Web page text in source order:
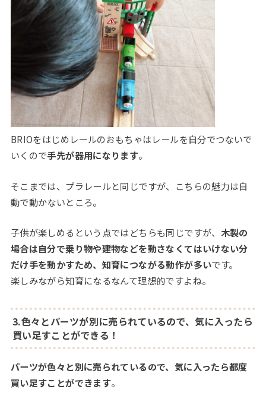
BRIOをはじめレールのおもちゃはレールを自分でつないで
いくので手先が器用になります。
そこまでは、プラレールと同じですが、こちらの魅力は自
動で動かないところ。
子供が楽しめるという点ではどちらも同じですが、 木製の
場合は自分で乗り物や建物などを動さなくてはいけない分
だけ手を動かすため、 知育につながる動作が多いです。
楽しみながら知育になるなんて理想的ですよね。
3.色々とパーツが別に売られているので、気に入ったら
買い足すことができる！
パーツが色々と別に売られているので、気に入ったら都度
買い足すことができます。